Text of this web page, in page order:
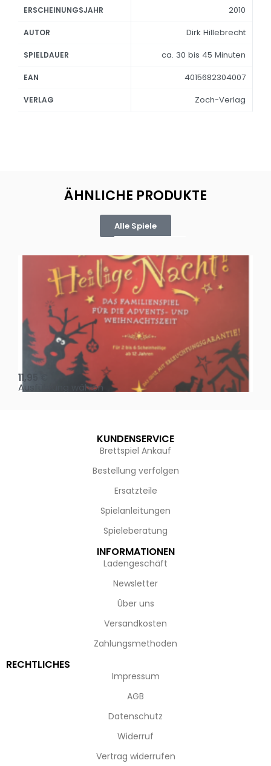
ERSCHEINUNGSJAHR 2010
AUTOR Dirk Hillebrecht
SPIELDAUER ca. 30 bis 45 Minuten
EAN 4015682304007
VERLAG Zoch-Verlag
ÄHNLICHE PRODUKTE
Alle Spiele
Oh, heilige Nacht!
11,95
Ausführung wählen
KUNDENSERVICE
Brettspiel Ankauf
Bestellung verfolgen
Ersatzteile
Spielanleitungen
Spieleberatung
INFORMATIONEN
Ladengeschäft
Newsletter
Über uns
Versandkosten
Zahlungsmethoden
RECHTLICHES
Impressum
AGB
Datenschutz
Widerruf
Vertrag widerrufen